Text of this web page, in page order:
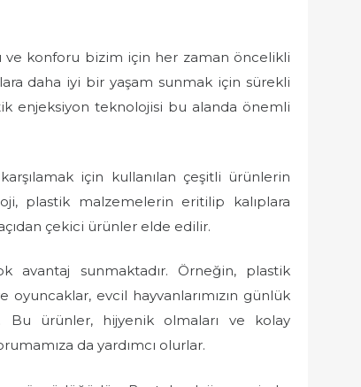
ve konforu bizim için her zaman öncelikli
daha iyi bir yaşam sunmak için sürekli
enjeksiyon teknolojisi bu alanda önemli
için kullanılan çeşitli ürünlerin
plastik malzemelerin eritilip kalıplara
çekici ürünler elde edilir.
avantaj sunmaktadır. Örneğin, plastik
evcil hayvanlarımızın günlük
Bu ürünler, hijyenik olmaları ve kolay
da yardımcı olurlar.